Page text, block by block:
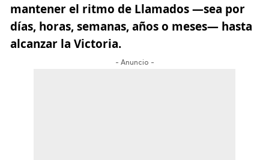
mantener el ritmo de Llamados —sea por
días, horas, semanas, años o meses— hasta
alcanzar la Victoria.
- Anuncio -